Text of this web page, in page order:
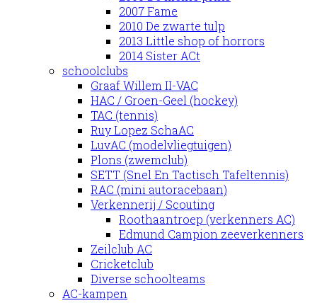
2007 Fame
2010 De zwarte tulp
2013 Little shop of horrors
2014 Sister ACt
schoolclubs
Graaf Willem II-VAC
HAC / Groen-Geel (hockey)
TAC (tennis)
Ruy Lopez SchaAC
LuvAC (modelvliegtuigen)
Plons (zwemclub)
SETT (Snel En Tactisch Tafeltennis)
RAC (mini autoracebaan)
Verkennerij / Scouting
Roothaantroep (verkenners AC)
Edmund Campion zeeverkenners
Zeilclub AC
Cricketclub
Diverse schoolteams
AC-kampen